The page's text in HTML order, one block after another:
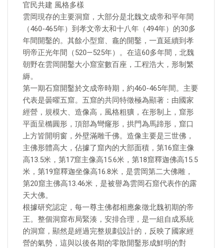
官民共建 風格多樣
雲岡現存的主要洞窟，大部分是北魏文成帝和平年間
（460-465年）到孝文帝太和十八年（494年）的30多
年間開鑿的。其餘小型窟、龕的開鑿，一直延續到孝
明帝正光年間（520—525年）。在這60多年間，北魏
朝野在雲岡開鑿大小窟室數百座，工程浩大，形制繁
縟。
第一期石窟開鑿於文成帝時期，約460-465年間。主要
代表是曇曜五窟。五窟的共同特徵極為顯著：由國家
經營，規模大、造像高，風格粗獷，在形制上，窟形
平面呈橢圓形，頂部為彎窿形，拱門為馬蹄形，窟口
上方皆開明窗，外壁滿雕千佛。造像主要是三世佛，
主佛形體高大，佔據了窟內的大部面積，第16窟主像
高13.5米，第17窟主像高15.6米，第18窟釋迦佛高15.5
米，第19窟釋迦坐像高16.8米，是雲岡第二大佛雕，
第20窟主佛高13.46米，是被譽為雲岡石窟代表作的露
天大佛。
根據研究認定，每一尊主佛都相應象徵北魏初期的帝
王。整個洞窟布局緊湊，安排合理，是一組自成系統
的洞窟，顯然是經過完整規劃設計的，反映了國家經
營的氣勢，這與以後各期的零散開鑿形成鮮明的對